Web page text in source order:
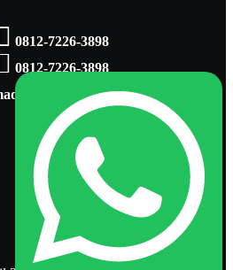
0812-7226-3898
0812-7226-3898
Hino 300
Hino 500
Hino Bus